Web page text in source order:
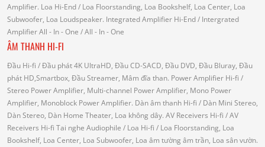
Amplifier. Loa Hi-End/ Loa Floorstanding, Loa Bookshelf, Loa Center, Loa
Subwoofer, Loa Loudspeaker. Integrated Amplifier Hi-End/ Intergrated
AmplifierAll - In - One / All - In - One
ÂM THANH HI-FI
Đầu Hi-fi / Đầu phát 4K UltraHD, Đầu CD-SACD, Đầu DVD, Đầu Bluray, Đầu
phát HD,Smartbox, Đầu Streamer, Mâm đĩa than. Power Amplifier Hi-fi /
Stereo Power Amplifier, Multi-channel Power Amplifier, Mono Power
Amplifier, Monoblock Power Amplifier. Dàn âm thanh Hi-fi / Dàn Mini Stereo,
Dàn Stereo, Dàn Home Theater, Loa không dây. AV Receivers Hi-fi / AV
Receivers Hi-fi Tai nghe Audiophile / Loa Hi-fi / Loa Floorstanding, Loa
Bookshelf, Loa Center, Loa Subwoofer, Loa âm tường âm trần, Loa sân vườn.